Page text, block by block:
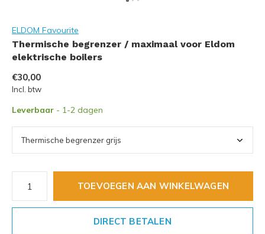
ELDOM Favourite
Thermische begrenzer / maximaal voor Eldom
elektrische boilers
€30,00
Incl. btw
Leverbaar - 1-2 dagen
TOEVOEGEN AAN WINKELWAGEN
DIRECT BETALEN